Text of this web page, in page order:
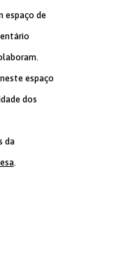
espaço de
espaço
dos
da
.